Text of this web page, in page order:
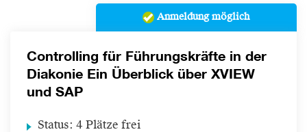
Anmeldung möglich
Controlling für Führungskräfte in der
Diakonie Ein Überblick über XVIEW
und SAP
Status: 4 Plätze frei